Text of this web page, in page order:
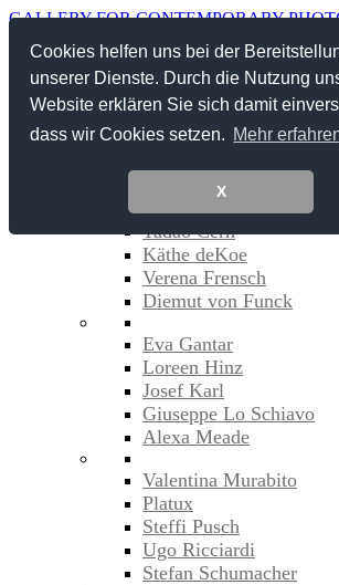
Cookies helfen uns bei der
unserer Dienste. Durch die Nutzung
Website erklären Sie sich damit
dass wir Cookies setzen. Mehr
X
GALLERY FOR CONTEMPORARY
GALERIE FÜR FOTOGRAFIE DER
Menu
Ausstellungen Galerie
Externe Ausstellungen
Vero Bielinski
Tadao Cern
Käthe deKoe
Verena Frensch
Diemut von Funck
Eva Gantar
Loreen Hinz
Josef Karl
Giuseppe Lo Schiavo
Alexa Meade
Valentina Murabito
Platux
Steffi Pusch
Ugo Ricciardi
Stefan Schumacher